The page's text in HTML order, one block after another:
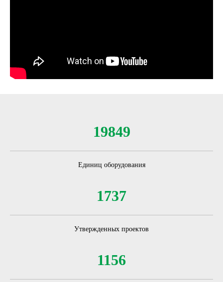
19849
Единиц оборудования
1737
Утвержденных проектов
1156